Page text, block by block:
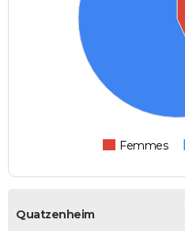
Femmes
Quatzenheim